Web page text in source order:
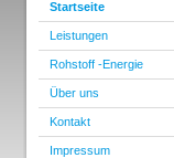
Startseite
Leistungen
Rohstoff -Energie
Über uns
Kontakt
Impressum